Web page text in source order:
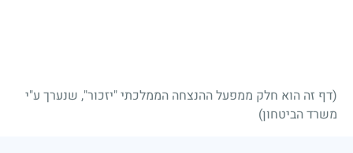
(דף זה הוא חלק ממפעל ההנצחה הממלכתי "יזכור", שנערך ע"י
משרד הביטחון)